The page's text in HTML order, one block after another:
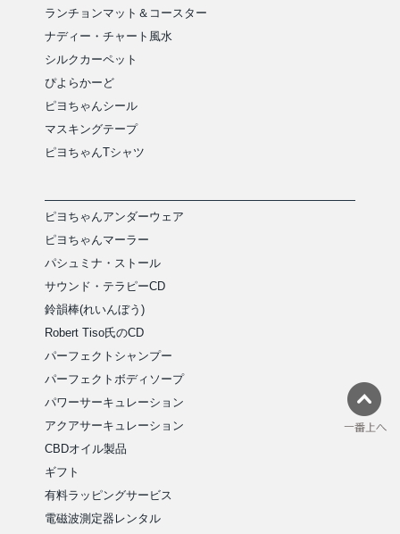
ランチョンマット＆コースター
ナディー・チャート風水
シルクカーペット
ぴよらかーど
ピヨちゃんシール
マスキングテープ
ピヨちゃんTシャツ
ピヨちゃんアンダーウェア
ピヨちゃんマーラー
パシュミナ・ストール
サウンド・テラピーCD
鈴韻棒(れいんぼう)
Robert Tiso氏のCD
パーフェクトシャンプー
パーフェクトボディソープ
パワーサーキュレーション
アクアサーキュレーション
CBDオイル製品
ギフト
有料ラッピングサービス
電磁波測定器レンタル